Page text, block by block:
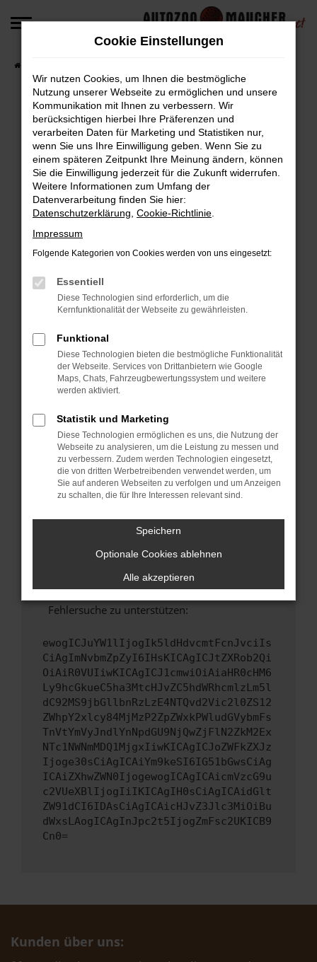
Zum
Fehler: Network Error
Beim Laden ist ein Fehler aufgetreten.
Hier sind ein paar Tipps, die dir helfen können:
Überprüfe deine Firewall und deine
Internetverbindung.
Laden andere Webseiten, zum Beispiel deine
Manche Erweiterungen, wie Werbeblocker,
können das Laden bestimmter Seiten
verhindern. Funktioniert die Seite in einem
Fenster?
Starte dein Gerät neu.
Das kann manchmal helfen, vorübergehende
Probleme zu beheben.
Stelle sicher, dass dein Browser und dein
Betriebssystem auf dem neuesten Stand
sind.
Veraltete Software birgt nicht nur ein
Sicherheitsrisiko, sondern kann auch dazu
führen, dass bestimmte Funktionen nicht mehr
Wende dich an den Webseitenbetreiber.
Wenn du alle oben genannten Schritte versucht
hast, kontaktiere uns bitte. Wir werden
versuchen, das Problem zu beheben. Du kannst
uns diesen Text schicken, um uns bei der
Fehlersuche zu unterstützen:
ewogICJuYW1lIjogIk5ldHdvcmtFcnJvciIs
CiAgImNvbmZpZyI6IHsKICAgICJtZXRob2Qi
OiAiR0VUIiwKICAgICJ1cmwiOiAiaHR0cHM6
Ly9hcGkueC5ha3MtcHJvZC5hdWRhcmlzLm5l
dC92MS9jbGllbnRzLzE4NTQvd2Vic2l0ZS12
ZWhpY2xlcy84MjMzP2ZpZWxkPWludGVybmFs
TnVtYmVyJndlYnNpdGU9NjQwZjFlN2ZkM2Ex
NTc1NWNmMDQ1MjgxIiwKICAgICJoZWFkZXJz
Ijoge30sCiAgICAiYm9keSI6IG51bGwsCiAg
ICAiZXhwZWN0IjogewogICAgICAicmVzcG9u
c2VUeXBlIjogIiIKICAgIH0sCiAgICAidGlt
ZW91dCI6IDAsCiAgICAicHJvZ3Jlc3MiOiBu
dWxsLAogICAgInJpc2t5IjogZmFsc2UKICB9
Cn0=
Kunden über uns:
Cookie Einstellungen
Wir nutzen Cookies, um Ihnen die bestmögliche
Nutzung unserer Webseite zu ermöglichen und unsere
Kommunikation mit Ihnen zu verbessern. Wir
berücksichtigen hierbei Ihre Präferenzen und
verarbeiten Daten für Marketing und Statistiken nur,
wenn Sie uns Ihre Einwilligung geben. Wenn Sie zu
einem späteren Zeitpunkt Ihre Meinung ändern, können
Sie die Einwilligung jederzeit für die Zukunft widerrufen.
Weitere Informationen zum Umfang der
Datenverarbeitung finden Sie hier:
Datenschutzerklärung Cookie-Richtlinie
Impressum
Folgende Kategorien von Cookies werden von uns eingesetzt:
Essentiell
Diese Technologien sind erforderlich, um die
Kernfunktionalität der Webseite zu gewährleisten.
Funktional
Diese Technologien bieten die bestmögliche Funktionalität
der Webseite. Services von Drittanbietern wie Google
Maps, Chats, Fahrzeugbewertungssystem und weitere
werden aktiviert.
Statistik und Marketing
Diese Technologien ermöglichen es uns, die Nutzung der
Webseite zu analysieren, um die Leistung zu messen und
zu verbessern. Zudem werden Technologien eingesetzt,
die von dritten Werbetreibenden verwendet werden, um
Sie auf anderen Webseiten zu verfolgen und um Anzeigen
zu schalten, die für Ihre Interessen relevant sind.
Speichern
Optionale Cookies ablehnen
Alle akzeptieren